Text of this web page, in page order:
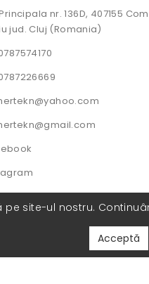
nr. 136D, 407155
jud. Cluj (Romania)
site-ul nostru.
Acceptă